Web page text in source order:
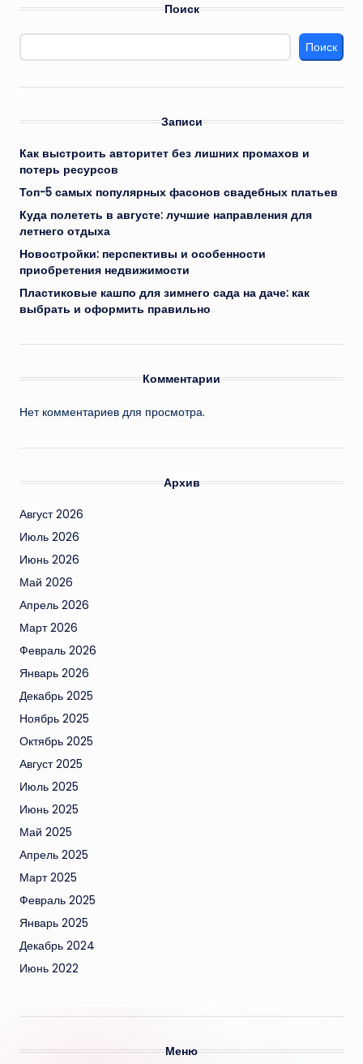
Поиск
Поиск
Записи
Как выстроить авторитет без лишних промахов и
потерь ресурсов
Топ-5 самых популярных фасонов свадебных платьев
Куда полететь в августе: лучшие направления для
летнего отдыха
Новостройки: перспективы и особенности
приобретения недвижимости
Пластиковые кашпо для зимнего сада на даче: как
выбрать и оформить правильно
Комментарии
Нет комментариев для просмотра.
Архив
Август 2026
Июль 2026
Июнь 2026
Май 2026
Апрель 2026
Март 2026
Февраль 2026
Январь 2026
Декабрь 2025
Ноябрь 2025
Октябрь 2025
Август 2025
Июль 2025
Июнь 2025
Май 2025
Апрель 2025
Март 2025
Февраль 2025
Январь 2025
Декабрь 2024
Июнь 2022
Меню